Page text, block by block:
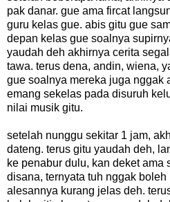
pak danar. gue ama fircat
guru kelas gue. abis gitu gue
depan kelas gue soalnya
yaudah deh akhirnya cerita
tawa. terus dena, andin, wiena,
gue soalnya mereka juga nggak
emang sekelas pada disuruh
nilai musik gitu.
setelah nunggu sekitar 1 jam,
dateng. terus gitu yaudah deh,
ke penabur dulu, kan deket ama
disana, ternyata tuh nggak
alesannya kurang jelas deh.